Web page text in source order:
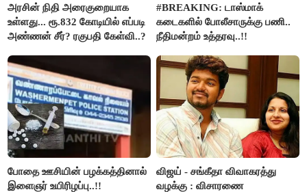
அரசின் நிதி அரைகுறையாக
உள்ளது... ரூ.832 கோடியில் எப்படி
அண்ணன் சீர்? ரகுபதி கேள்வி..?
#BREAKING: டாஸ்மாக்
கடைகளில் போலீசாருக்கு பணி..
நீதிமன்றம் உத்தரவு..!!
போதை ஊசியின் பழக்கத்தினால்
இளைஞர் உயிரிழப்பு..!!
விஜய் - சங்கீதா விவாகரத்து
வழக்கு : விசாரணை